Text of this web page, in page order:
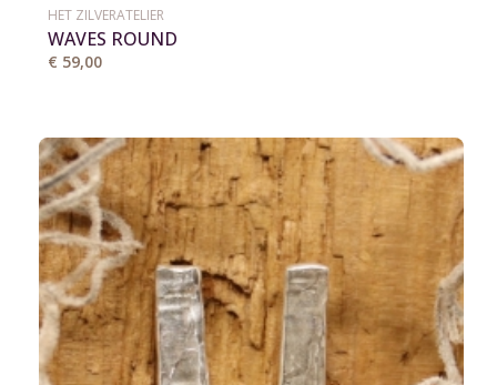
HET ZILVERATELIER
WAVES ROUND
€ 59,00